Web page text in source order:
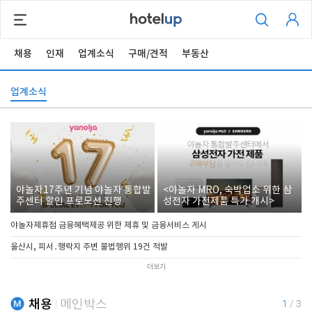
채용 인재 업계소식 구매/견적 부동산
업계소식
야놀자17주년 기념 야놀자 통합발
주센터 할인 프로모션 진행
<야놀자 MRO, 숙박업소 위한 삼
성전자 가전제품 특가 개시>
야놀자제휴점 금융혜택제공 위한 제휴 및 금융서비스 게시
울산시, 피서․행락지 주변 불법행위 19건 적발
더보기
채용 메인박스 1 / 3